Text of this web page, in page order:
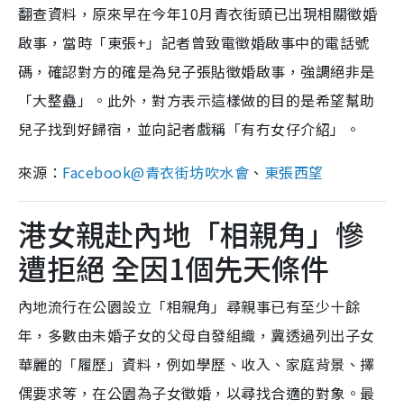
翻查資料，原來早在今年10月青衣街頭已出現相關徵婚
啟事，當時「東張+」記者曾致電徵婚啟事中的電話號
碼，確認對方的確是為兒子張貼徵婚啟事，強調絕非是
「大整蠱」。此外，對方表示這樣做的目的是希望幫助
兒子找到好歸宿，並向記者戲稱「有冇女仔介紹」。
來源： Facebook@青衣街坊吹水會 、 東張西望
港女親赴內地「相親角」慘
遭拒絕 全因1個先天條件
內地流行在公園設立「相親角」尋親事已有至少十餘
年，多數由未婚子女的父母自發組織，冀透過列出子女
華麗的「履歷」資料，例如學歷、收入、家庭背景、擇
偶要求等，在公園為子女徵婚，以尋找合適的對象。最